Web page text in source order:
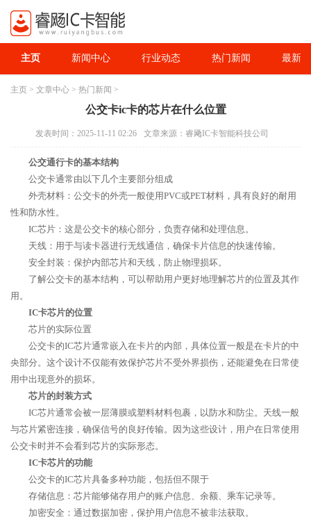
主页 新闻中心 行业动态 热门新闻 最新
主页 > 文章中心 > 热门新闻 >
公交卡ic卡的芯片在什么位置
发表时间：2025-11-11 02:26 文章来源：睿飏IC卡智能科技公司
公交通行卡的基本结构
公交卡通常由以下几个主要部分组成
外壳材料：公交卡的外壳一般使用PVC或PET材料，具有良好的耐用
性和防水性。
IC芯片：这是公交卡的核心部分，负责存储和处理信息。
天线：用于与读卡器进行无线通信，确保卡片信息的快速传输。
安全封装：保护内部芯片和天线，防止物理损坏。
了解公交卡的基本结构，可以帮助用户更好地理解芯片的位置及其作
用。
IC卡芯片的位置
芯片的实际位置
公交卡的IC芯片通常嵌入在卡片的内部，具体位置一般是在卡片的中
央部分。这个设计不仅能有效保护芯片不受外界损伤，还能避免在日常使
用中出现意外的损坏。
芯片的封装方式
IC芯片通常会被一层薄膜或塑料材料包裹，以防水和防尘。天线一般
与芯片紧密连接，确保信号的良好传输。因为这些设计，用户在日常使用
公交卡时并不会看到芯片的实际形态。
IC卡芯片的功能
公交卡的IC芯片具备多种功能，包括但不限于
存储信息：芯片能够储存用户的账户信息、余额、乘车记录等。
加密安全：通过数据加密，保护用户信息不被非法获取。